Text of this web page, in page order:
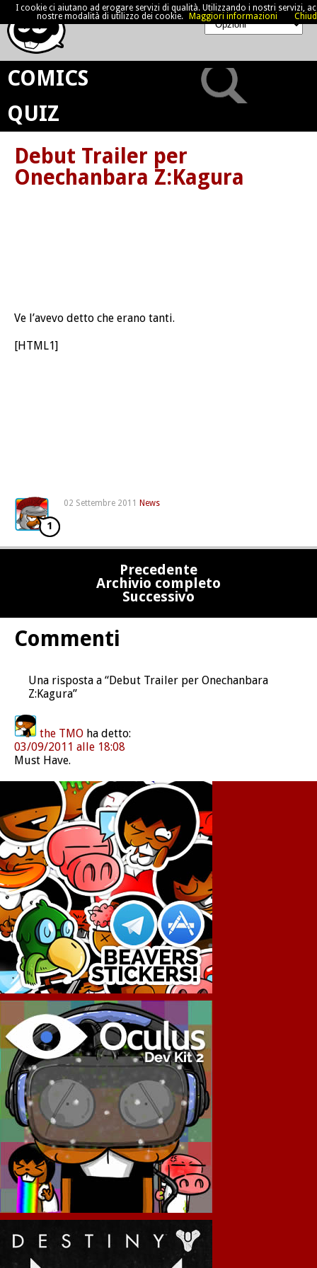
COMICS
QUIZ
Debut Trailer per
Onechanbara Z:Kagura
Ve l’avevo detto che erano tanti.
[HTML1]
02 Settembre 2011 News
1
Precedente
Archivio completo
Successivo
Commenti
Una risposta a “Debut Trailer per Onechanbara
Z:Kagura”
the TMO ha detto:
03/09/2011 alle 18:08
Must Have.
I cookie ci aiutano ad erogare servizi di qualità. Utilizzando i nostri servizi,
nostre modalità di utilizzo dei cookie.
Maggiori informazioni